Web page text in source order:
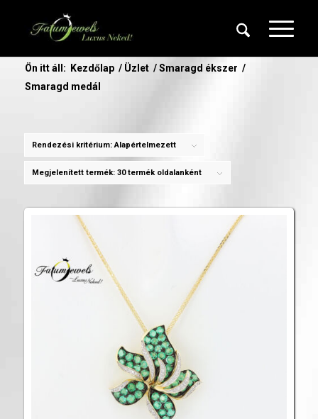
Ön itt áll: Kezdőlap / Üzlet / Smaragd ékszer /
Smaragd medál
Rendezési kritérium:Alapértelmezett
Megjelenített termék: 30 termék oldalanként